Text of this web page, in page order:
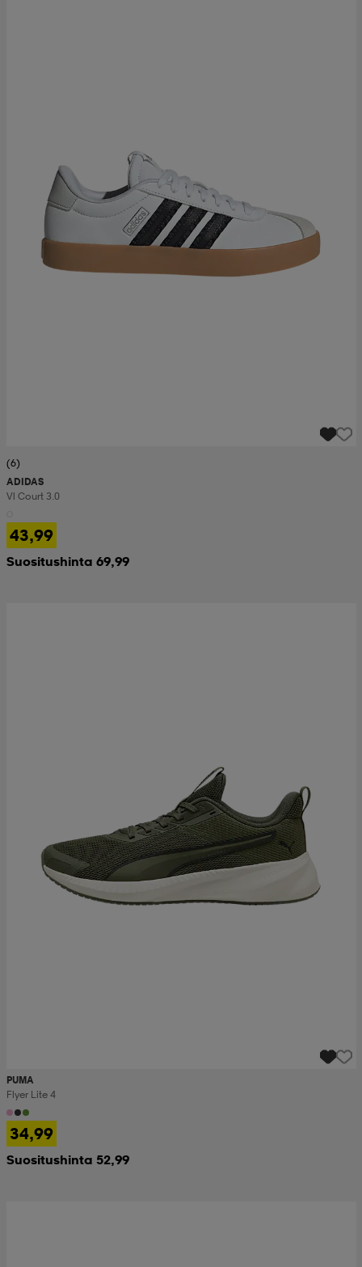
(6)
ADIDAS
Vl Court 3.0
43,99
Suositushinta 69,99
PUMA
Flyer Lite 4
34,99
Suositushinta 52,99